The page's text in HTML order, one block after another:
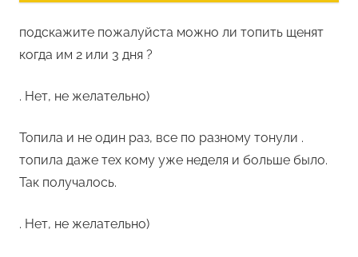
подскажите пожалуйста можно ли топить щенят
когда им 2 или 3 дня ?
. Нет, не желательно)
Топила и не один раз, все по разному тонули .
топила даже тех кому уже неделя и больше было.
Так получалось.
. Нет, не желательно)